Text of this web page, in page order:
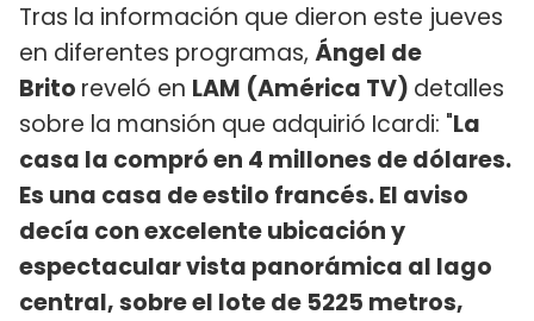
Tras la información que dieron este jueves
en diferentes programas, Ángel de
Brito reveló en LAM (América TV) detalles
sobre la mansión que adquirió Icardi: "La
casa la compró en 4 millones de dólares.
Es una casa de estilo francés. El aviso
decía con excelente ubicación y
espectacular vista panorámica al lago
central, sobre el lote de 5225 metros,